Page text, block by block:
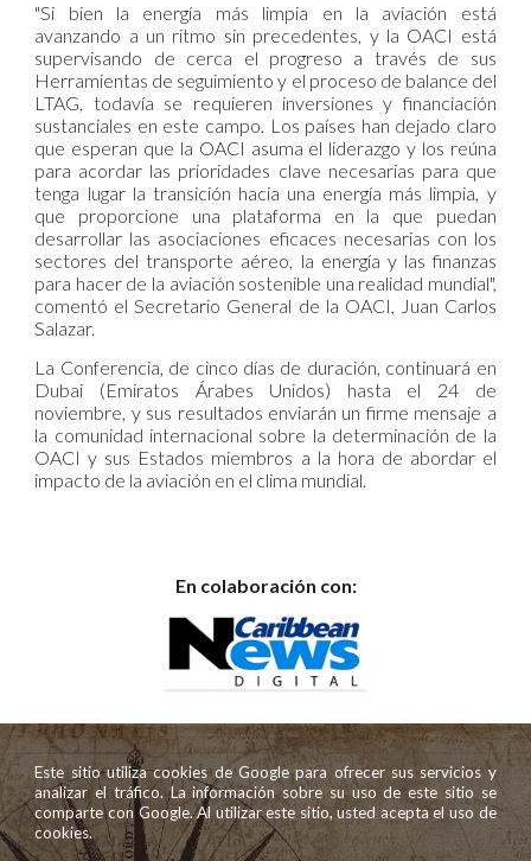
"Si bien la energía más limpia en la aviación está
avanzando a un ritmo sin precedentes, y la OACI está
supervisando de cerca el progreso a través de sus
Herramientas de seguimiento y el proceso de balance del
LTAG, todavía se requieren inversiones y financiación
sustanciales en este campo. Los países han dejado claro
que esperan que la OACI asuma el liderazgo y los reúna
para acordar las prioridades clave necesarias para que
tenga lugar la transición hacia una energía más limpia, y
que proporcione una plataforma en la que puedan
desarrollar las asociaciones eficaces necesarias con los
sectores del transporte aéreo, la energía y las finanzas
para hacer de la aviación sostenible una realidad mundial",
comentó el Secretario General de la OACI, Juan Carlos
Salazar.
La Conferencia, de cinco días de duración, continuará en
Dubai (Emiratos Árabes Unidos) hasta el 24 de
noviembre, y sus resultados enviarán un firme mensaje a
la comunidad internacional sobre la determinación de la
OACI y sus Estados miembros a la hora de abordar el
impacto de la aviación en el clima mundial.
En colaboración con:
Este sitio utiliza cookies de Google para ofrecer sus servicios y
analizar el tráfico. La información sobre su uso de este sitio se
comparte con Google. Al utilizar este sitio, usted acepta el uso de
cookies.